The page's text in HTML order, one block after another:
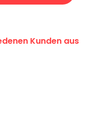
Kunden aus